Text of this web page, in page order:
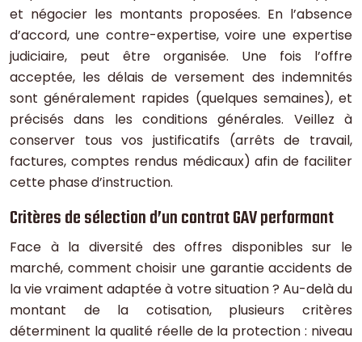
et négocier les montants proposées. En l’absence
d’accord, une contre-expertise, voire une expertise
judiciaire, peut être organisée. Une fois l’offre
acceptée, les délais de versement des indemnités
sont généralement rapides (quelques semaines), et
précisés dans les conditions générales. Veillez à
conserver tous vos justificatifs (arrêts de travail,
factures, comptes rendus médicaux) afin de faciliter
cette phase d’instruction.
Critères de sélection d’un contrat GAV performant
Face à la diversité des offres disponibles sur le
marché, comment choisir une garantie accidents de
la vie vraiment adaptée à votre situation ? Au-delà du
montant de la cotisation, plusieurs critères
déterminent la qualité réelle de la protection : niveau